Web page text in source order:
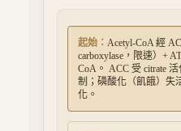
起始： Acetyl-CoA 經
carboxylase，限速）+
CoA。 ACC 受 citrate
制；磷酸化（飢餓）失
化。